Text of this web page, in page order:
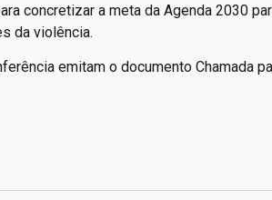
concretizar a meta da Agenda 2030
da violência.
emitam o documento Chamada